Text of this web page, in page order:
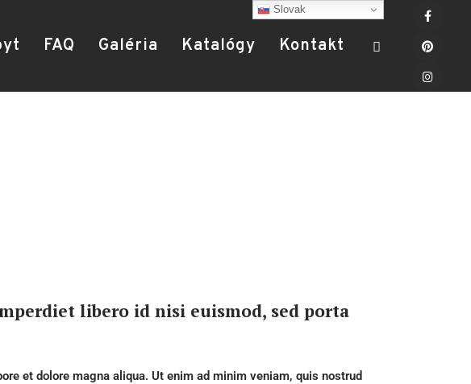
FAQ Galéria Katalógy Kontakt
libero id nisi euismod, sed porta
et dolore magna aliqua. Ut enim ad minim veniam, quis nostrud
Slovak